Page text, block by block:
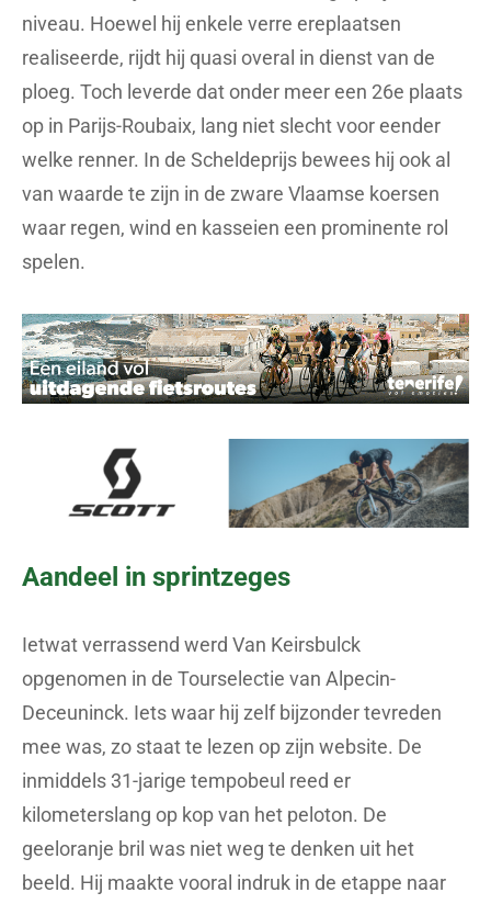
niveau. Hoewel hij enkele verre ereplaatsen
realiseerde, rijdt hij quasi overal in dienst van de
ploeg. Toch leverde dat onder meer een 26e plaats
op in Parijs-Roubaix, lang niet slecht voor eender
welke renner. In de Scheldeprijs bewees hij ook al
van waarde te zijn in de zware Vlaamse koersen
waar regen, wind en kasseien een prominente rol
spelen.
Aandeel in sprintzeges
Ietwat verrassend werd Van Keirsbulck
opgenomen in de Tourselectie van Alpecin-
Deceuninck. Iets waar hij zelf bijzonder tevreden
mee was, zo staat te lezen op zijn website. De
inmiddels 31-jarige tempobeul reed er
kilometerslang op kop van het peloton. De
geeloranje bril was niet weg te denken uit het
beeld. Hij maakte vooral indruk in de etappe naar